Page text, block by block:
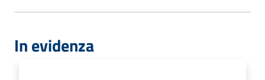
In evidenza